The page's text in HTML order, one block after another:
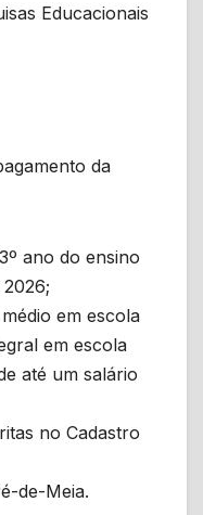
Educacionais
da
ano do ensino
em escola
em escola
até um salário
no Cadastro
de-Meia.